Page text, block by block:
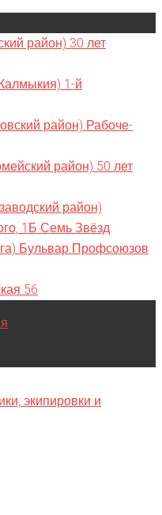
район) 30 лет
1-й
район) Рабоче-
район) 50 лет
район)
1Б Семь Звёзд
Бульвар Профсоюзов
56